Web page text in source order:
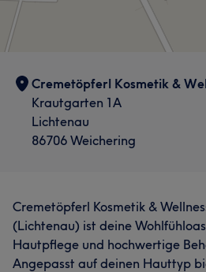
Cremetöpferl Kosmetik &
Krautgarten 1A
Lichtenau
86706 Weichering
Cremetöpferl Kosmetik &
(Lichtenau) ist deine
Hautpflege und hochwertige
Angepasst auf deinen Hauttyp